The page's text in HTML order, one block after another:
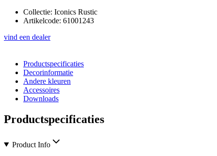
Collectie: Iconics Rustic
Artikelcode: 61001243
vind een dealer
Productspecificaties
Decorinformatie
Andere kleuren
Accessoires
Downloads
Productspecificaties
Product Info